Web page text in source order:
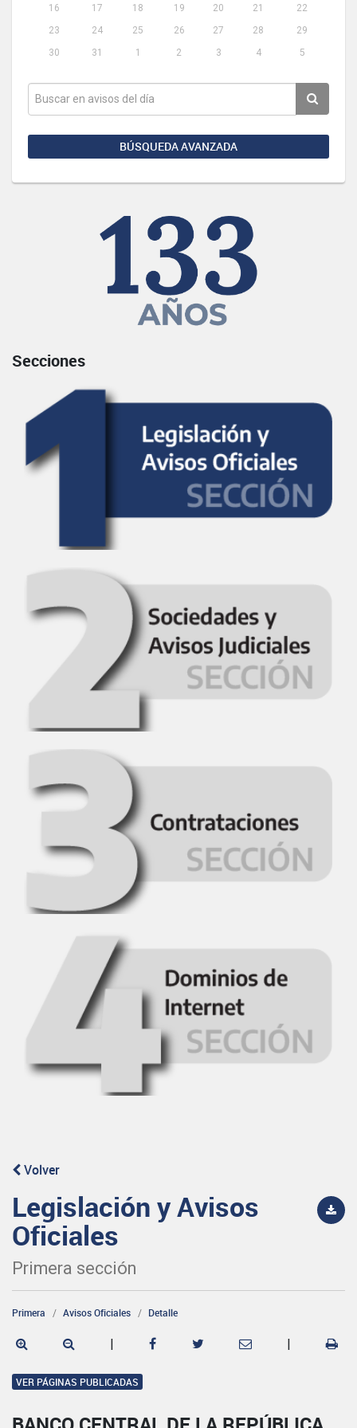
16
17 18 19 20 21
22
23
24 25 26 27 28
29
30
31 1 2 3 4 5
BÚSQUEDA AVANZADA
Secciones
Volver
Legislación y Avisos
Oficiales
Primera sección
Primera Avisos Oficiales Detalle
| |
VER PÁGINAS PUBLICADAS